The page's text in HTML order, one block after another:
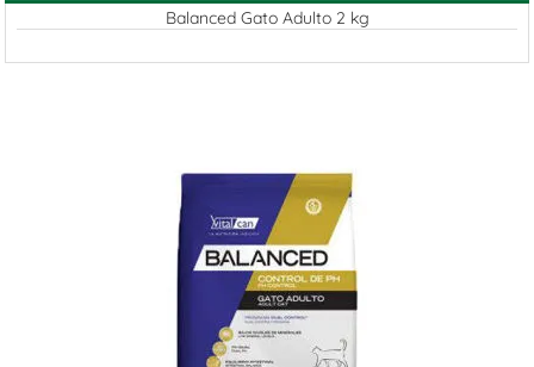
Balanced Gato Adulto 2 kg